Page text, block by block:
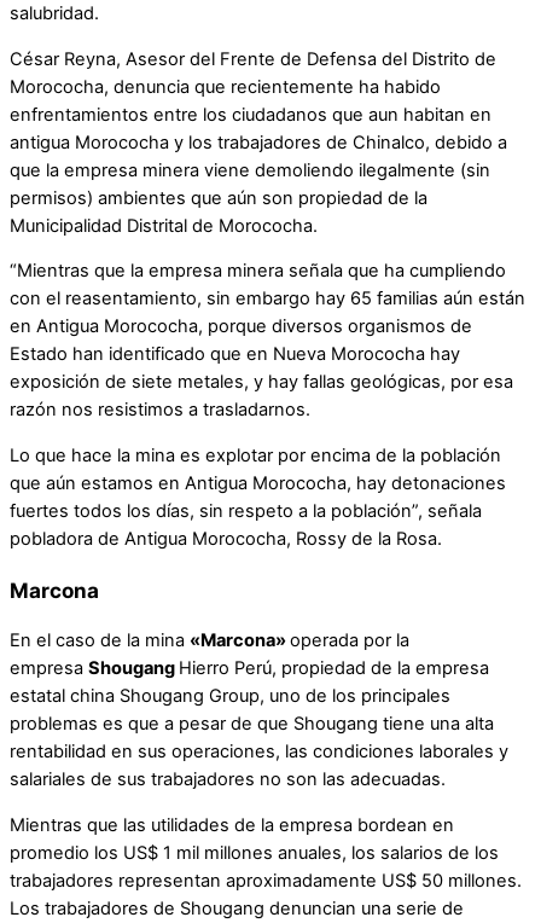
salubridad.
César Reyna, Asesor del Frente de Defensa del Distrito de
Morococha, denuncia que recientemente ha habido
enfrentamientos entre los ciudadanos que aun habitan en
antigua Morococha y los trabajadores de Chinalco, debido a
que la empresa minera viene demoliendo ilegalmente (sin
permisos) ambientes que aún son propiedad de la
Municipalidad Distrital de Morococha.
“Mientras que la empresa minera señala que ha cumpliendo
con el reasentamiento, sin embargo hay 65 familias aún están
en Antigua Morococha, porque diversos organismos de
Estado han identificado que en Nueva Morococha hay
exposición de siete metales, y hay fallas geológicas, por esa
razón nos resistimos a trasladarnos.
Lo que hace la mina es explotar por encima de la población
que aún estamos en Antigua Morococha, hay detonaciones
fuertes todos los días, sin respeto a la población”, señala
pobladora de Antigua Morococha, Rossy de la Rosa.
Marcona
En el caso de la mina «Marcona»operada por la
empresa Shougang Hierro Perú, propiedad de la empresa
estatal china Shougang Group, uno de los principales
problemas es que a pesar de que Shougang tiene una alta
rentabilidad en sus operaciones, las condiciones laborales y
salariales de sus trabajadores no son las adecuadas.
Mientras que las utilidades de la empresa bordean en
promedio los US$ 1 mil millones anuales, los salarios de los
trabajadores representan aproximadamente US$ 50 millones.
Los trabajadores de Shougang denuncian una serie de